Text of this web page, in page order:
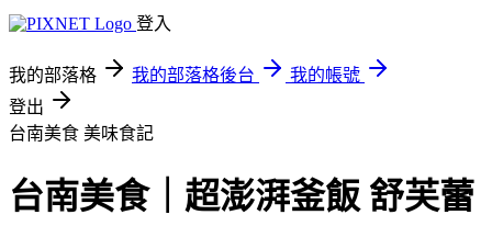
登入
我的部落格 我的部落格後台
我的帳號
登出
台南美食 美味食記
台南美食｜超澎湃釜飯 舒芙蕾